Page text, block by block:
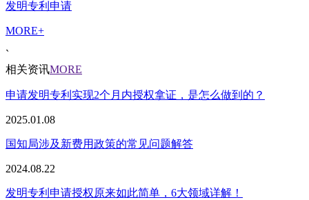
发明专利申请
MORE+
`
相关资讯MORE
申请发明专利实现2个月内授权拿证，是怎么做到的？
2025.01.08
国知局涉及新费用政策的常见问题解答
2024.08.22
发明专利申请授权原来如此简单，6大领域详解！